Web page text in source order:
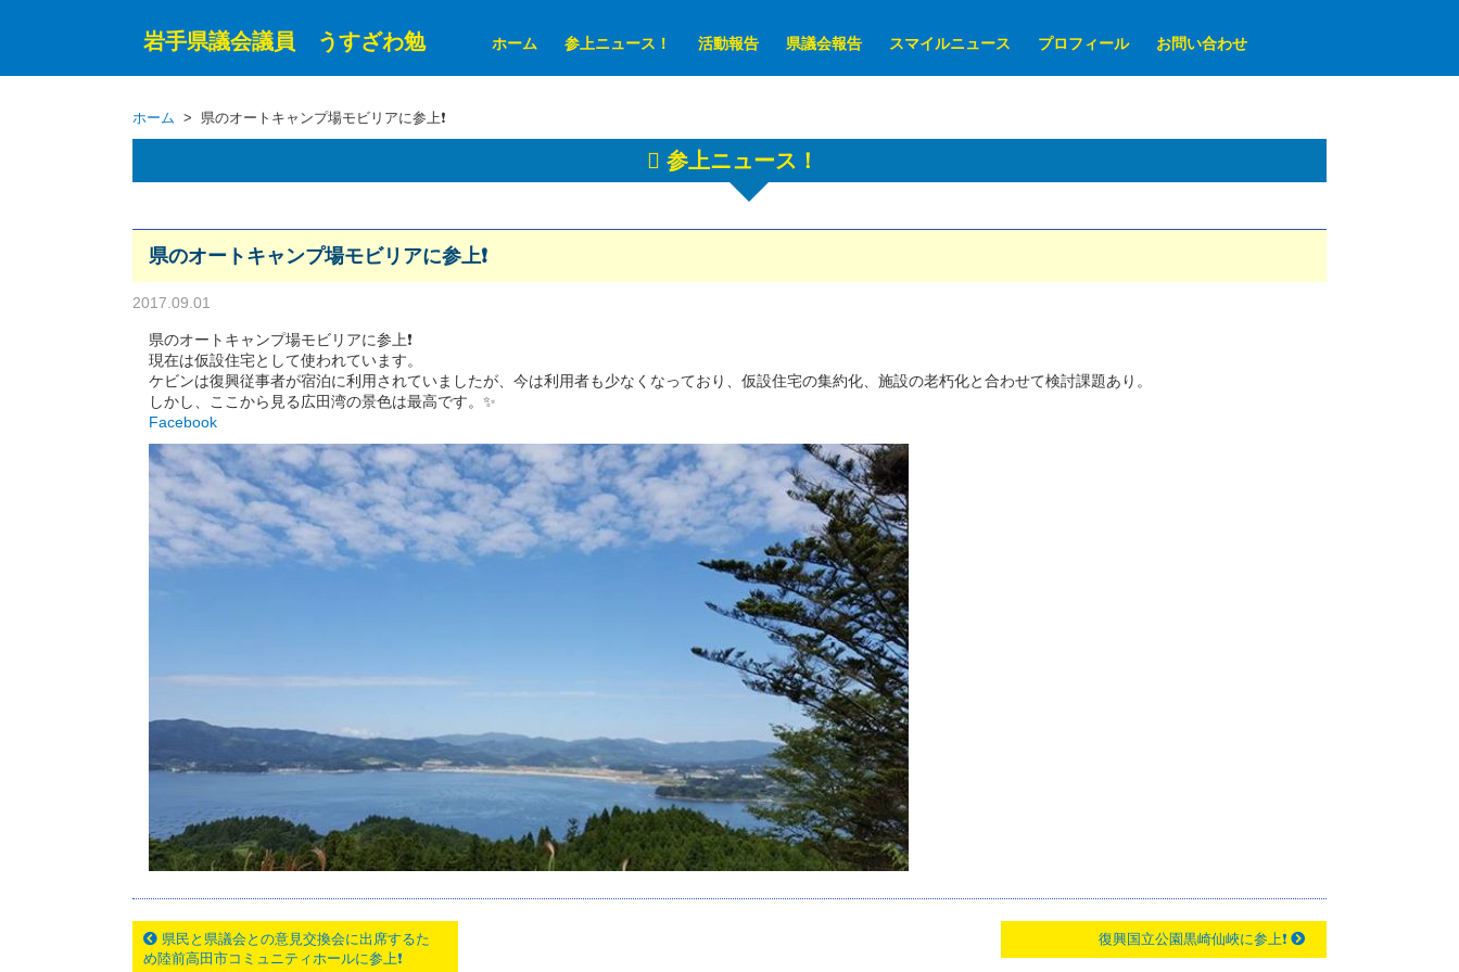
岩手県議会議員 うすざわ勉 ホーム 参上ニュース！ 活動報告 県議会報告 スマイルニュース プロフィール お問い合わせ
ホーム > 県のオートキャンプ場モビリアに参上❗
参上ニュース！
県のオートキャンプ場モビリアに参上❗
2017.09.01
県のオートキャンプ場モビリアに参上❗
現在は仮設住宅として使われています。
ケビンは復興従事者が宿泊に利用されていましたが、今は利用者も少なくなっており、仮設住宅の集約化、施設の老朽化と合わせて検討課題あり。
しかし、ここから見る広田湾の景色は最高です。✨
Facebook
県民と県議会との意見交換会に出席するた
め陸前高田市コミュニティホールに参上❗
復興国立公園黒崎仙峽に参上❗